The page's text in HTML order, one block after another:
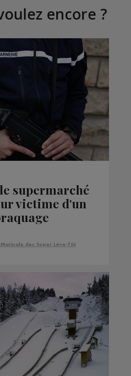
encore ?
supermarché
victime d'un
Matinale des Super Lève-Tôt